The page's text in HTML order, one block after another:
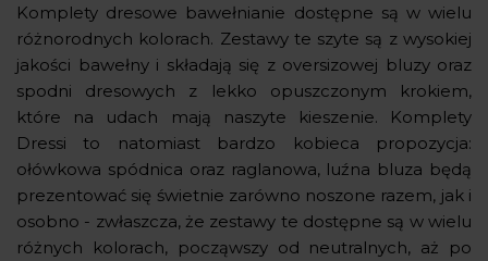
Komplety dresowe bawełnianie dostępne są w wielu
różnorodnych kolorach. Zestawy te szyte są z wysokiej
jakości bawełny i składają się z oversizowej bluzy oraz
spodni dresowych z lekko opuszczonym krokiem,
które na udach mają naszyte kieszenie. Komplety
Dressi to natomiast bardzo kobieca propozycja:
ołówkowa spódnica oraz raglanowa, luźna bluza będą
prezentować się świetnie zarówno noszone razem, jak i
osobno - zwłaszcza, że zestawy te dostępne są w wielu
różnych kolorach, począwszy od neutralnych, aż po